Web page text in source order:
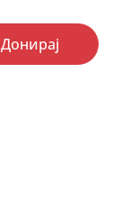
Донирај